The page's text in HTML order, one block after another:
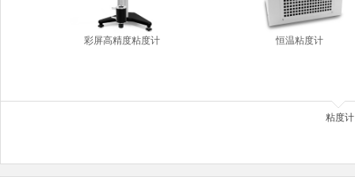
彩屏高精度粘度计 恒温粘度计
粘度计